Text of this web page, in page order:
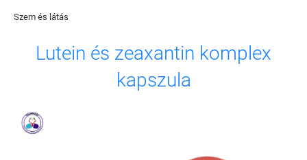
Szem és látás
Lutein és zeaxantin komplex
kapszula